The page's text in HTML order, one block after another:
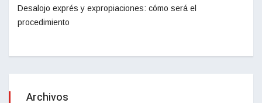
Desalojo exprés y expropiaciones: cómo será el
procedimiento
Archivos